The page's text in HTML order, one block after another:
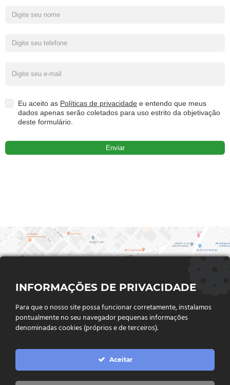
Eu aceito as Políticas de privacidade e entendo que meus
dados apenas serão coletados para uso estrito da objetivação
deste formulário.
FALE CONOSCO
Endereço:Rua Said Abdalla, Nº 310, Jardim Rio Claro. CEP
75802-035, Jataí - GO
INFORMAÇÕES DE PRIVACIDADE
Para que o nosso site possa funcionar corretamente, instalamos
pontualmente no seu navegador pequenas informações
denominadas cookies (próprios e de terceiros).
Aceitar